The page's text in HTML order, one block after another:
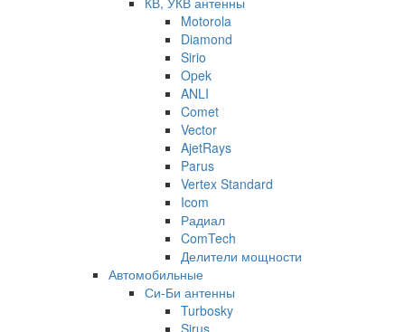
Motorola
Diamond
Sirio
Opek
ANLI
Comet
Vector
AjetRays
Parus
Vertex Standard
Icom
Радиал
ComTech
Делители мощности
Автомобильные
Си-Би антенны
Turbosky
Sirus